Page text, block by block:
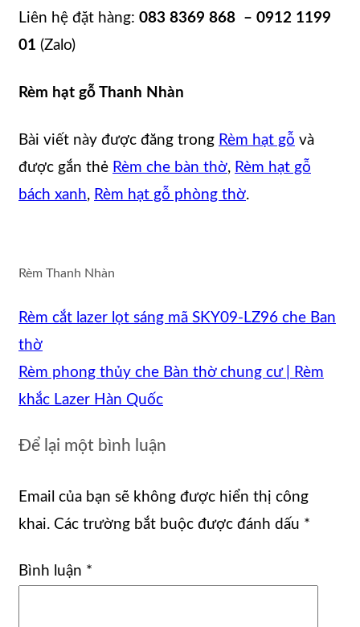
Liên hệ đặt hàng: 083 8369 868 – 0912 1199
01 (Zalo)
Rèm hạt gỗ Thanh Nhàn
Bài viết này được đăng trong Rèm hạt gỗ và
được gắn thẻ Rèm che bàn thờ, Rèm hạt gỗ
bách xanh, Rèm hạt gỗ phòng thờ.
Rèm Thanh Nhàn
Rèm cắt lazer lọt sáng mã SKY09-LZ96 che Ban
thờ
Rèm phong thủy che Bàn thờ chung cư | Rèm
khắc Lazer Hàn Quốc
Để lại một bình luận
Email của bạn sẽ không được hiển thị công
khai. Các trường bắt buộc được đánh dấu *
Bình luận *